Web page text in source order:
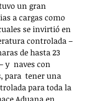
un gran
a cargas como
se invirtió en
controlada –
de hasta 23
y  naves con
para  tener una
para toda la